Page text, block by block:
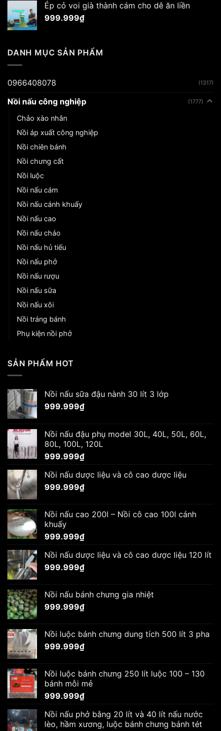
Ép cỏ voi già thành cám cho dê ăn liền
999.999₫
DANH MỤC SẢN PHẨM
0966408078 (1317)
Nồi nấu công nghiệp (1777)
Chảo xào nhân
Nồi áp xuất công nghiệp
Nồi chiên bánh
Nồi chưng cất
Nồi luộc
Nồi nấu cám
Nồi nấu cánh khuấy
Nồi nấu cao
Nồi nấu cháo
Nồi nấu hủ tiếu
Nồi nấu phở
Nồi nấu rượu
Nồi nấu sữa
Nồi nấu xôi
Nồi tráng bánh
Phụ kiện nồi phở
SẢN PHẨM HOT
Nồi nấu sữa đậu nành 30 lít 3 lớp
999.999₫
Nồi nấu đậu phụ model 30L, 40L, 50L, 60L,
80L, 100L, 120L
999.999₫
Nồi nấu dược liệu và cô cao dược liệu
999.999₫
Nồi nấu cao 200l – Nồi cô cao 100l cánh
khuấy
999.999₫
Nồi nấu dược liệu và cô cao dược liệu 120 lít
999.999₫
Nồi nấu bánh chưng gia nhiệt
999.999₫
Nồi luộc bánh chưng dung tích 500 lít 3 pha
999.999₫
Nồi luộc bánh chưng 250 lít luộc 100 – 130
bánh mỗi mẻ
999.999₫
Nồi nấu phở bằng 20 lít và 40 lít nấu nước
lèo, hầm xương, luộc bánh chưng bánh tét